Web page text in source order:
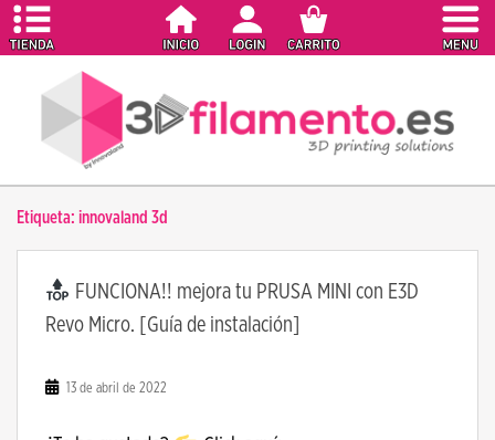
Etiqueta: innovaland 3d
FUNCIONA!! mejora tu PRUSA MINI con E3D
Revo Micro. [Guía de instalación]
13 de abril de 2022